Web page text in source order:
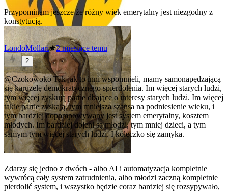
Przypominam jeszcze że różny wiek emerytalny jest niezgodny z
konstytucją.
LondoMollari★2 miesiące temu
2
@CzokowokoTak jak to inni wspomnieli, mamy samonapędzającą
się karuzelę demokratycznego spierdolenia. Im więcej starych ludzi,
tym więcej zyskują partie dbające o interesy starych ludzi. Im więcej
takie partie zyskają, tym mniejsza szansa na podniesienie wieku, i
tym bardziej dopompowywany jest system emerytalny, kosztem
młodych. Im bardziej dojeni są młodzi, tym mniej dzieci, a tym
samym tym więcej starych ludzi. I kółeczko się zamyka.
Zdarzy się jedno z dwóch - albo AI i automatyzacja kompletnie
wywrócą cały system zatrudnienia, albo młodzi zaczną kompletnie
pierdolić system, i wszystko będzie coraz bardziej się rozsypywało,